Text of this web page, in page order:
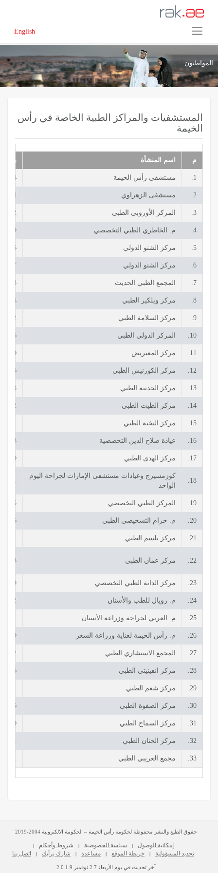
English
المواطنون
المستشفيات والمراكز الطبية الخاصة في رأس
الخيمة
م اسم المنشأة رقم
1. مستشفى رأس الخيمة
2. مستشفى الزهراوي
3. المركز الأوروبي الطبي
4. م. الخاطري الطبي التخصصي
5. مركز الشنو الدولي
6. مركز الشنو الدولي
7. المجمع الطبي الحديث
8. مركز ويلكير الطبي
9. مركز السلامة الطبي
10. المركز الدولي الطبي
11. مركز المعيريض
12. مركز الكورنيش الطبي
13. مركز الحديبة الطبي
14. مركز الظيت الطبي
15. مركز النخبة الطبي
16. عيادة صلاح الدين التخصصية
17. مركز الهدى الطبي
18.
كوزمسيرج وعيادات مستشفى الإمارات لجراحة اليوم
الواحد
19. المركز الطبي التخصصي
20. م. خزام التشخيصي الطبي
21. مركز بلسم الطبي
22. مركز عمان الطبي
23. مركز الدانة الطبي التخصصي
24. م. رويال للطب والأسنان
25. م. العربي لجراحة وزراعة الأسنان
26. م. رأس الخيمة لعناية وزراعة الشعر
27. المجمع الاستشاري الطبي
28. مركز انفينيتي الطبي
29. مركز شعم الطبي
30. مركز الصفوة الطبي
31. مركز السماح الطبي
32. مركز الحنان الطبي
33. مجمع العريبي الطبي
حقوق الطبع والنشر محفوظة لحكومة رأس الخيمة – الحكومة الالكترونية 2004-2019
إمكانية الوصول | سياسة الخصوصية | شروط وأحكام |
تحديد المسؤولية | خريطة الموقع | مساعدة | شارك برأيك | اتصل بنا
2 0 1 9 نوفمبر 2 7 الأربعاء آخر تحديث في يوم